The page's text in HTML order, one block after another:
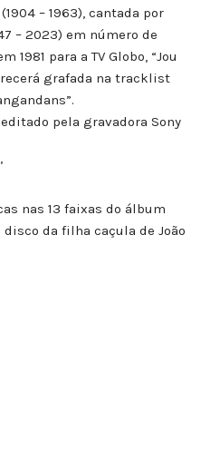
– 1963), cantada por
– 2023) em número de
1981 para a TV Globo, “Jou
grafada na tracklist
pela gravadora Sony
nas 13 faixas do álbum
da filha caçula de João